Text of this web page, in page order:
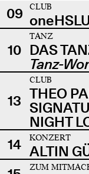
09
CLUB
10
TANZ
DAS
Tanz-
13
CLUB
THEO
NIGHT
14
KONZERT
ALTIN
ZUM